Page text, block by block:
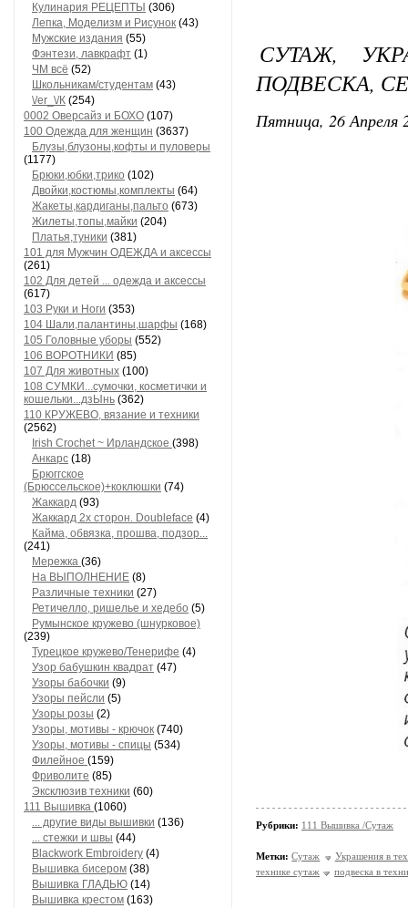
Кулинария РЕЦЕПТЫ (306)
Лепка, Моделизм и Рисунок (43)
Мужские издания (55)
Фэнтези, лавкрафт (1)
ЧМ всё (52)
Школьникам/студентам (43)
\/еr_\/К (254)
0002 Оверсайз и БОХО (107)
100 Одежда для женщин (3637)
Блузы,блузоны,кофты и пуловеры
(1177)
Брюки,юбки,трико (102)
Двойки,костюмы,комплекты (64)
Жакеты,кардиганы,пальто (673)
Жилеты,топы,майки (204)
Платья,туники (381)
101 для Мужчин ОДЕЖДА и аксессы
(261)
102 Для детей ... одежда и аксессы
(617)
103 Руки и Ноги (353)
104 Шали,палантины,шарфы (168)
105 Головные уборы (552)
106 ВОРОТНИКИ (85)
107 Для животных (100)
108 СУМКИ...сумочки, косметички и
кошельки...дзЫнь (362)
110 КРУЖЕВО, вязание и техники
(2562)
Irish Crochet ~ Ирландское (398)
Анкарс (18)
Брюггское
(Брюссельское)+коклюшки (74)
Жаккард (93)
Жаккард 2х сторон. Doubleface (4)
Кайма, обвязка, прошва, подзор...
(241)
Мережка (36)
На ВЫПОЛНЕНИЕ (8)
Различные техники (27)
Ретичелло, ришелье и хедебо (5)
Румынское кружево (шнурковое)
(239)
Турецкое кружево/Тенерифе (4)
Узор бабушкин квадрат (47)
Узоры бабочки (9)
Узоры пейсли (5)
Узоры розы (2)
Узоры, мотивы - крючок (740)
Узоры, мотивы - спицы (534)
Филейное (159)
Фриволите (85)
Эксклюзив техники (60)
111 Вышивка (1060)
... другие виды вышивки (136)
... стежки и швы (44)
Blackwork Embroidery (4)
Вышивка бисером (38)
Вышивка ГЛАДЬЮ (14)
Вышивка крестом (163)
СУТАЖ,
ПОДВЕСКА,
Пятница, 26 Апреля
Рубрики: 111 Вышивка /Сутаж
Метки: Сутаж
Украшения в
технике сутаж
подвеска в